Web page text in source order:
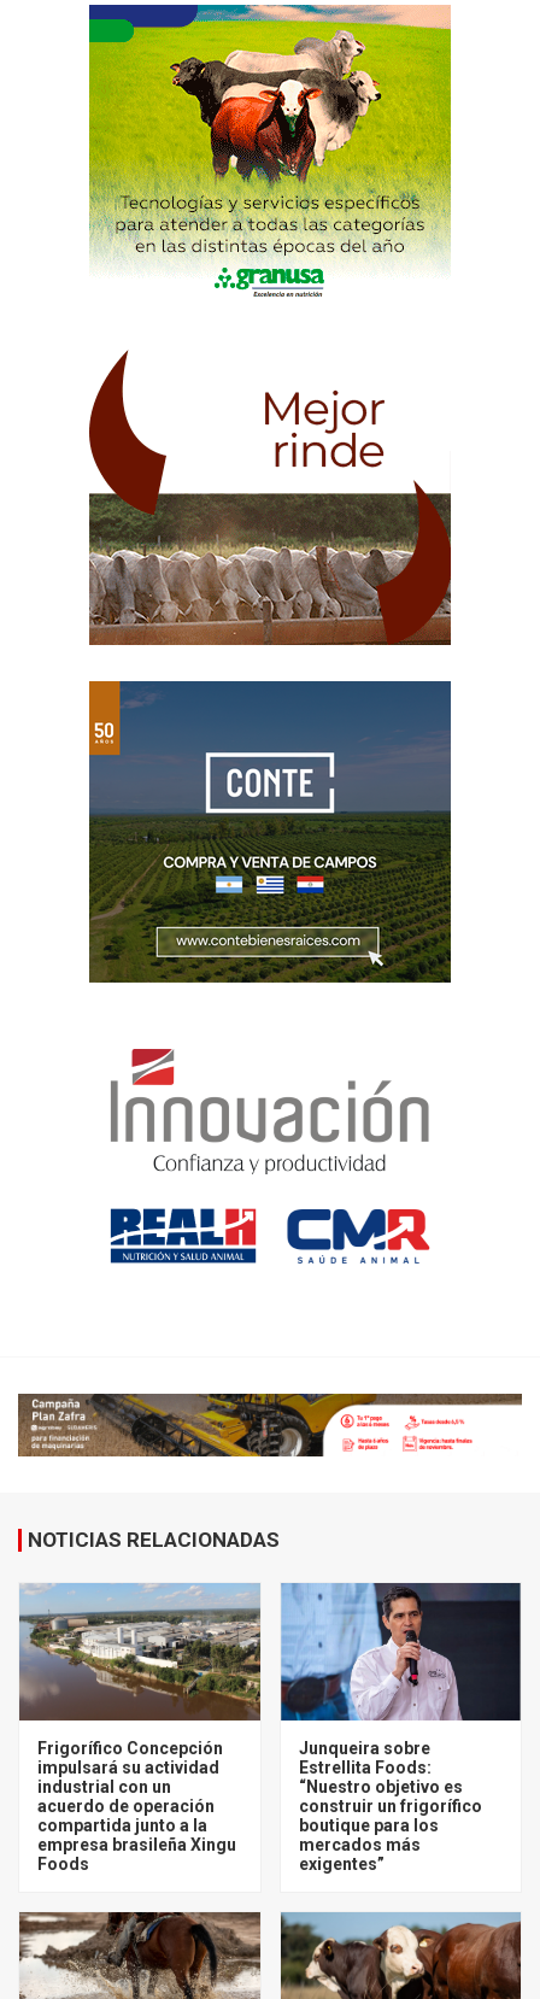
NOTICIAS RELACIONADAS
Frigorífico Concepción
impulsará su actividad
industrial con un
acuerdo de operación
compartida junto a la
empresa brasileña Xingu
Foods
Junqueira sobre
Estrellita Foods:
“Nuestro objetivo es
construir un frigorífico
boutique para los
mercados más
exigentes”